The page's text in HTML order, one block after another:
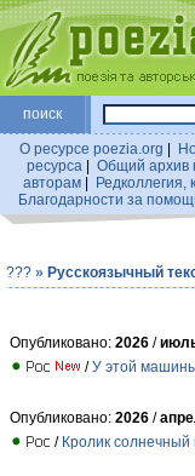
поиск
О ресурсе poezia.org
ресурса
Общий архив
авторам| Редколлегия,
Благодарности за
??? » Русскоязычный
Опубликовано: 2026 /
/У этой машины
Опубликовано: 2026 /
/ Кролик солнечный